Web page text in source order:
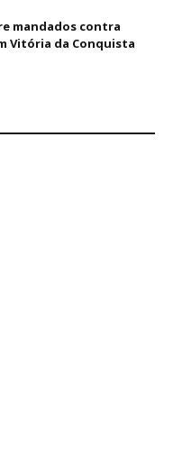
mandados contra
Vitória da Conquista